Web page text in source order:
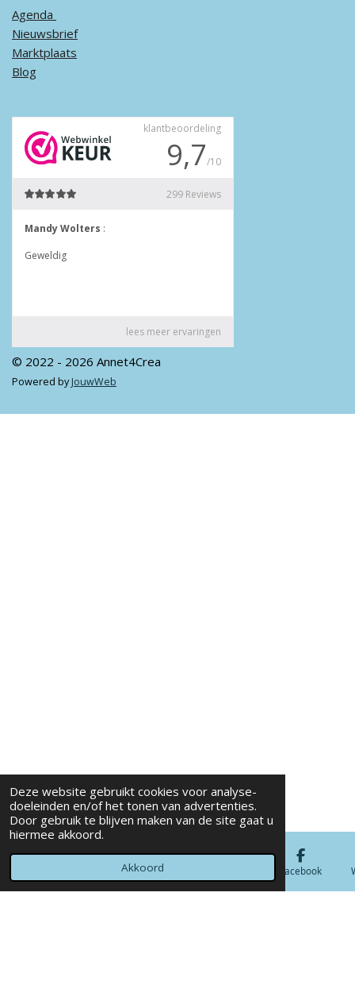
Deze website gebruikt cookies voor analyse-
doeleinden en/of het tonen van advertenties.
Door gebruik te blijven maken van de site gaat u
hiermee akkoord.
Akkoord
Agenda ​
Nieuwsbrief
Marktplaats
Blog
© 2022 - 2026 Annet4Crea
Powered by JouwWeb
Telefoonnummer Facebook